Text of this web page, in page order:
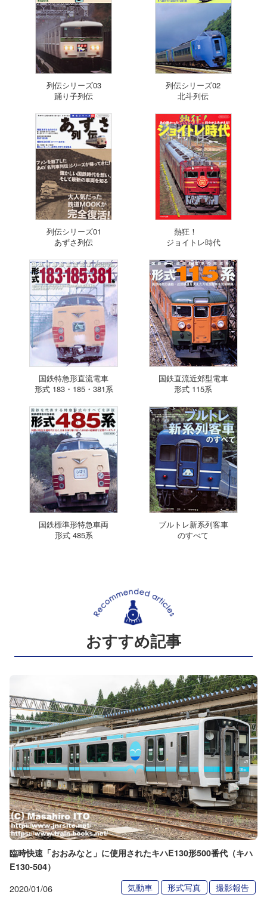
列伝シリーズ03
踊り子列伝
列伝シリーズ02
北斗列伝
列伝シリーズ01
あずさ列伝
熱狂！
ジョイトレ時代
国鉄特急形直流電車
形式 183・185・381系
国鉄直流近郊型電車
形式 115系
国鉄標準形特急車両
形式 485系
ブルトレ新系列客車
のすべて
おすすめ記事
臨時快速「おおみなと」に使用されたキハE130形500番代（キハ
E130-504）
2020/01/06 気動車 形式写真 撮影報告